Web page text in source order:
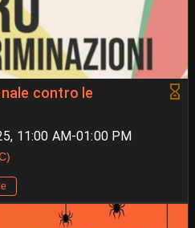
contro le
11:00 AM-01:00 PM